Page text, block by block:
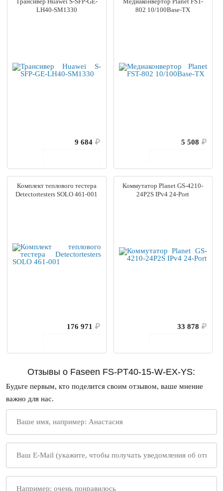
LH40-SM1330
9 684 ₽
802 10/100Base-TX
5 508 ₽
Комплект теплового тестера
Detectortesters SOLO 461-001
176 971 ₽
Коммутатор Planet GS-4210-
24P2S IPv4 24-Port
33 878 ₽
Отзывы о Faseen FS-PT40-15-W-EX-YS:
Будьте первым, кто поделится своим отзывом, ваше мнение
важно для нас.